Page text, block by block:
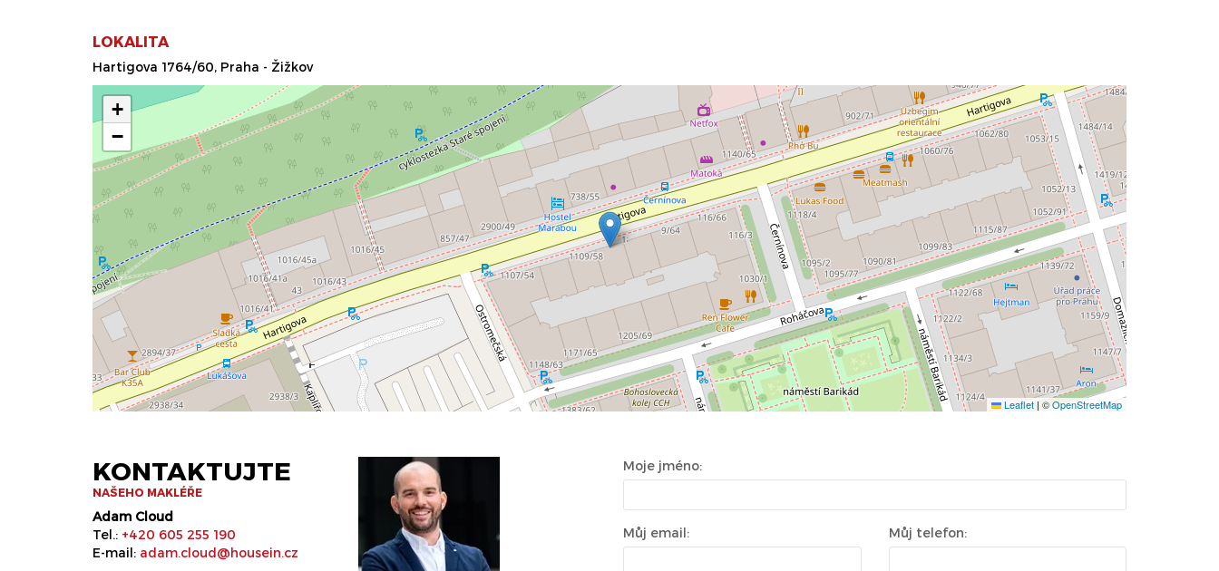
LOKALITA
Hartigova 1764/60, Praha - Žižkov
+
−
Leaflet | ©OpenStreetMap
KONTAKTUJTE
NAŠEHO MAKLÉŘE
Adam Cloud
Tel.: +420 605 255 190
E-mail: adam.cloud@housein.cz
Moje jméno:
Můj email: Můj telefon: